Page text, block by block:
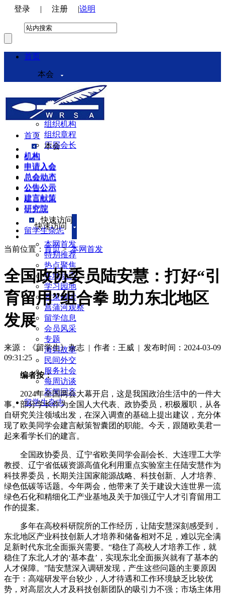
登录 | 注册 |说明
首页
本会
本会介绍
领导机构
理事会
组织机构
组织章程
历届会长
机构
申请入会
总会动态
公告公示
建言献策
研究院
快速访问
本网首发
特别推荐
热点聚焦
各地动态
学习园地
政策解读
菖蒲河观察
留学信息
会员风采
专题
海归故事
民间外交
服务社会
每周访谈
新闻回音
留学生杂志
首页
本会
机构
申请入会
总会动态
公告公示
建言献策
研究院
快速访问
留学生杂志
当前位置： 首页>本网首发
全国政协委员陆安慧：打好“引
育留用”组合拳 助力东北地区
发展
来源：《留学生》杂志 | 作者：王威 | 发布时间：2024-03-09
09:31:25
编者按：
2024年全国两会大幕开启，这是我国政治生活中的一件大
事。部分学长作为全国人大代表、政协委员，积极履职，从各
自研究关注领域出发，在深入调查的基础上提出建议，充分体
现了欧美同学会建言献策智囊团的职能。今天，跟随欧美君一
起来看学长们的建言。
全国政协委员、辽宁省欧美同学会副会长、大连理工大学
教授、辽宁省低碳资源高值化利用重点实验室主任陆安慧作为
科技界委员，长期关注国家能源战略、科技创新、人才培养、
绿色低碳等话题。今年两会，他带来了关于建设大连世界一流
绿色石化和精细化工产业基地及关于加强辽宁人才引育留用工
作的提案。
多年在高校科研院所的工作经历，让陆安慧深刻感受到，
东北地区产业科技创新人才培养和储备相对不足，难以完全满
足新时代东北全面振兴需要。“稳住了高校人才培养工作，就
稳住了东北人才的‘基本盘’，实现东北全面振兴就有了基本的
人才保障。”陆安慧深入调研发现，产生这些问题的主要原因
在于：高端研发平台较少，人才待遇和工作环境缺乏比较优
势，对高层次人才及科技创新团队的吸引力不强；市场主体用